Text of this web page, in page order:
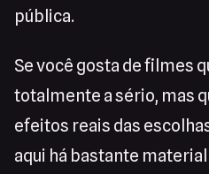
pública.
Se você gosta de filmes
totalmente a sério, mas
efeitos reais das
aqui há bastante